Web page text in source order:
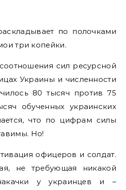
по полочками
три копейки.
сил ресурсной
Украины и численности
80 тысяч против 75
обученных украинских
что по цифрам силы
Но!
офицеров и солдат.
не требующая никакой
у украинцев и –